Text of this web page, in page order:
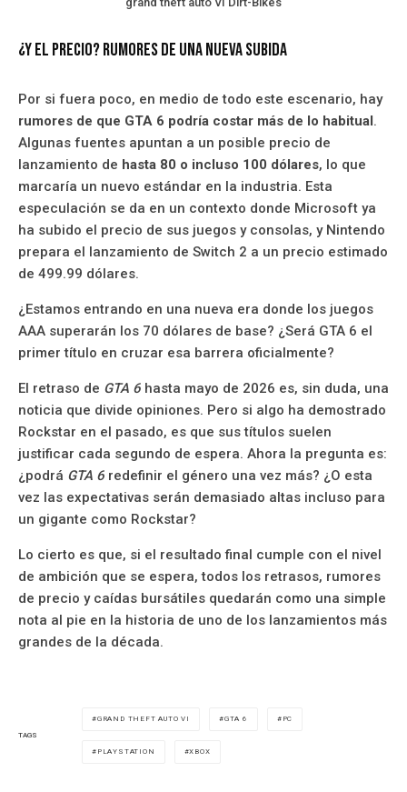
¿Y el precio? Rumores de una nueva subida
Por si fuera poco, en medio de todo este escenario, hay
rumores de que GTA 6 podría costar más de lo habitual.
Algunas fuentes apuntan a un posible precio de
lanzamiento de hasta 80 o incluso 100 dólares, lo que
marcaría un nuevo estándar en la industria. Esta
especulación se da en un contexto donde Microsoft ya
ha subido el precio de sus juegos y consolas, y Nintendo
prepara el lanzamiento de Switch 2 a un precio estimado
de 499.99 dólares.
¿Estamos entrando en una nueva era donde los juegos
AAA superarán los 70 dólares de base? ¿Será GTA 6 el
primer título en cruzar esa barrera oficialmente?
El retraso de GTA 6 hasta mayo de 2026 es, sin duda, una
noticia que divide opiniones. Pero si algo ha demostrado
Rockstar en el pasado, es que sus títulos suelen
justificar cada segundo de espera. Ahora la pregunta es:
¿podrá GTA 6 redefinir el género una vez más? ¿O esta
vez las expectativas serán demasiado altas incluso para
un gigante como Rockstar?
Lo cierto es que, si el resultado final cumple con el nivel
de ambición que se espera, todos los retrasos, rumores
de precio y caídas bursátiles quedarán como una simple
nota al pie en la historia de uno de los lanzamientos más
grandes de la década.
TAGS
GRAND THEFT AUTO VI GTA 6 PC
PLAYSTATION XBOX